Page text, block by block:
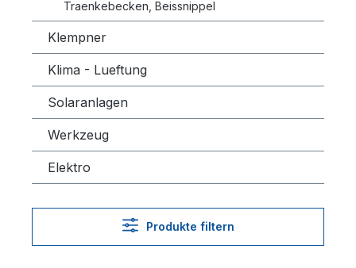
Traenkebecken, Beissnippel
Klempner
Klima - Lueftung
Solaranlagen
Werkzeug
Elektro
Produkte filtern